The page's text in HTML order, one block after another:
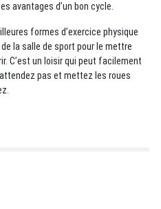
avantages d’un bon cycle.
formes d’exercice physique
la salle de sport pour le mettre
C’est un loisir qui peut facilement
pas et mettez les roues